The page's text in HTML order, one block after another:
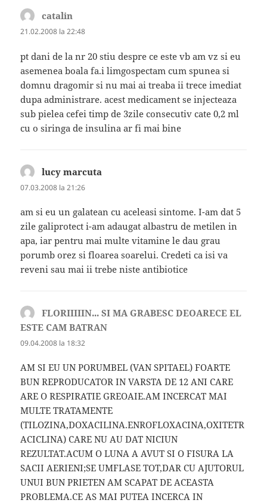
catalin
21.02.2008 la 22:48
pt dani de la nr 20 stiu despre ce este vb am vz si eu
asemenea boala fa.i limgospectam cum spunea si
domnu dragomir si nu mai ai treaba ii trece imediat
dupa administrare. acest medicament se injecteaza
sub pielea cefei timp de 3zile consecutiv cate 0,2 ml
cu o siringa de insulina ar fi mai bine
lucy marcuta
07.03.2008 la 21:26
am si eu un galatean cu aceleasi sintome. I-am dat 5
zile galiprotect i-am adaugat albastru de metilen in
apa, iar pentru mai multe vitamine le dau grau
porumb orez si floarea soarelui. Credeti ca isi va
reveni sau mai ii trebe niste antibiotice
FLORIIIIIN... SI MA GRABESC DEOARECE EL
ESTE CAM BATRAN
09.04.2008 la 18:32
AM SI EU UN PORUMBEL (VAN SPITAEL) FOARTE
BUN REPRODUCATOR IN VARSTA DE 12 ANI CARE
ARE O RESPIRATIE GREOAIE.AM INCERCAT MAI
MULTE TRATAMENTE
(TILOZINA,DOXACILINA.ENROFLOXACINA,OXITETR
ACICLINA) CARE NU AU DAT NICIUN
REZULTAT.ACUM O LUNA A AVUT SI O FISURA LA
SACII AERIENI;SE UMFLASE TOT,DAR CU AJUTORUL
UNUI BUN PRIETEN AM SCAPAT DE ACEASTA
PROBLEMA.CE AS MAI PUTEA INCERCA IN